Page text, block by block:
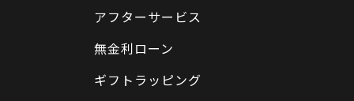
アフターサービス
無金利ローン
ギフトラッピング